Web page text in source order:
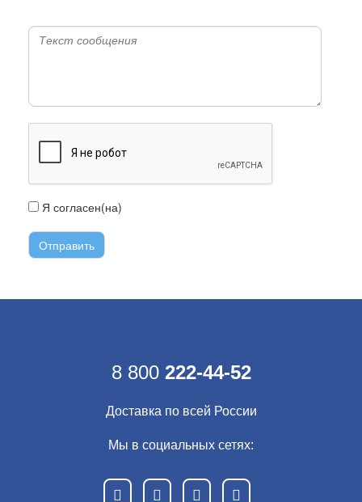
Я согласен(на)
8 800 222-44-52
Доставка по всей России
Мы в социальных сетях: